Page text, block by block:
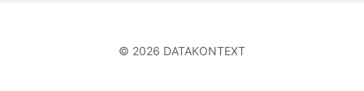
© 2026 DATAKONTEXT